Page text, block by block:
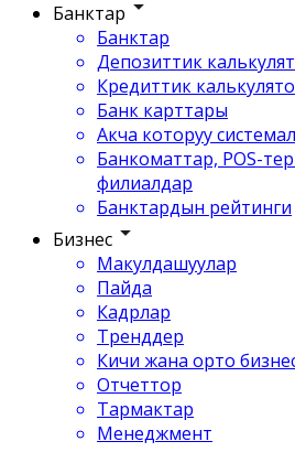
Банктар
Банктар
Депозиттик
Кредиттик
Банк карттары
Акча которуу
Банкоматтар, POS-
филиалдар
Банктардын рейтинги
Бизнес
Макулдашуулар
Пайда
Кадрлар
Тренддер
Кичи жана орто
Отчеттор
Тармактар
Менеджмент